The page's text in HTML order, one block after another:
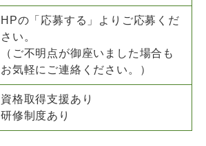
HPの「応募する」よりご応募くだ
さい。
（ご不明点が御座いました場合も
お気軽にご連絡ください。）
資格取得支援あり
研修制度あり